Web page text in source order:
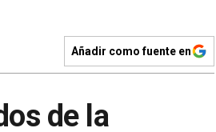
Añadir como fuente en
de la